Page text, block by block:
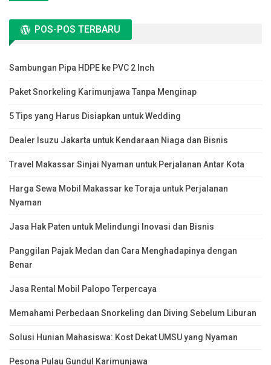
POS-POS TERBARU
Sambungan Pipa HDPE ke PVC 2 Inch
Paket Snorkeling Karimunjawa Tanpa Menginap
5 Tips yang Harus Disiapkan untuk Wedding
Dealer Isuzu Jakarta untuk Kendaraan Niaga dan Bisnis
Travel Makassar Sinjai Nyaman untuk Perjalanan Antar Kota
Harga Sewa Mobil Makassar ke Toraja untuk Perjalanan
Nyaman
Jasa Hak Paten untuk Melindungi Inovasi dan Bisnis
Panggilan Pajak Medan dan Cara Menghadapinya dengan
Benar
Jasa Rental Mobil Palopo Terpercaya
Memahami Perbedaan Snorkeling dan Diving Sebelum Liburan
Solusi Hunian Mahasiswa: Kost Dekat UMSU yang Nyaman
Pesona Pulau Gundul Karimunjawa